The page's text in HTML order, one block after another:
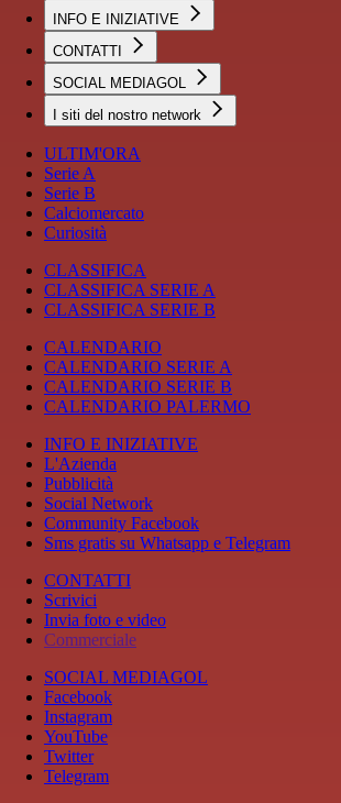
INFO E INIZIATIVE
CONTATTI
SOCIAL MEDIAGOL
I siti del nostro network
ULTIM'ORA
Serie A
Serie B
Calciomercato
Curiosità
CLASSIFICA
CLASSIFICA SERIE A
CLASSIFICA SERIE B
CALENDARIO
CALENDARIO SERIE A
CALENDARIO SERIE B
CALENDARIO PALERMO
INFO E INIZIATIVE
L'Azienda
Pubblicità
Social Network
Community Facebook
Sms gratis su Whatsapp e Telegram
CONTATTI
Scrivici
Invia foto e video
Commerciale
SOCIAL MEDIAGOL
Facebook
Instagram
YouTube
Twitter
Telegram